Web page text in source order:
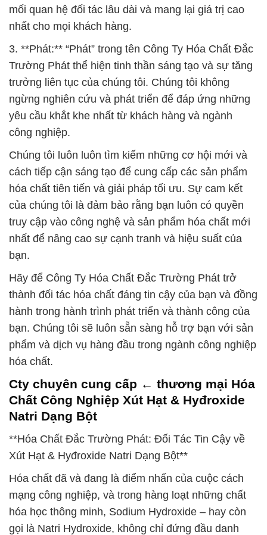
mối quan hệ đối tác lâu dài và mang lại giá trị cao
nhất cho mọi khách hàng.
3. **Phát:** “Phát” trong tên Công Ty Hóa Chất Đắc
Trường Phát thể hiện tinh thần sáng tạo và sự tăng
trưởng liên tục của chúng tôi. Chúng tôi không
ngừng nghiên cứu và phát triển để đáp ứng những
yêu cầu khắt khe nhất từ khách hàng và ngành
công nghiệp.
Chúng tôi luôn luôn tìm kiếm những cơ hội mới và
cách tiếp cận sáng tạo để cung cấp các sản phẩm
hóa chất tiên tiến và giải pháp tối ưu. Sự cam kết
của chúng tôi là đảm bảo rằng bạn luôn có quyền
truy cập vào công nghệ và sản phẩm hóa chất mới
nhất để nâng cao sự cạnh tranh và hiệu suất của
bạn.
Hãy để Công Ty Hóa Chất Đắc Trường Phát trở
thành đối tác hóa chất đáng tin cậy của bạn và đồng
hành trong hành trình phát triển và thành công của
bạn. Chúng tôi sẽ luôn sẵn sàng hỗ trợ bạn với sản
phẩm và dịch vụ hàng đầu trong ngành công nghiệp
hóa chất.
Cty chuyên cung cấp ← thương mại Hóa
Chất Công Nghiệp Xút Hạt & Hyđroxide
Natri Dạng Bột
**Hóa Chất Đắc Trường Phát: Đối Tác Tin Cậy về
Xút Hạt & Hyđroxide Natri Dạng Bột**
Hóa chất đã và đang là điểm nhấn của cuộc cách
mạng công nghiệp, và trong hàng loạt những chất
hóa học thông minh, Sodium Hydroxide – hay còn
gọi là Natri Hydroxide, không chỉ đứng đầu danh